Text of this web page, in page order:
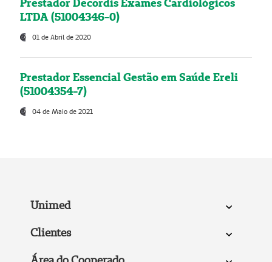
LTDA (51004346-0)
01 de Abril de 2020
Prestador Essencial Gestão em Saúde Ereli
(51004354-7)
04 de Maio de 2021
Unimed
Clientes